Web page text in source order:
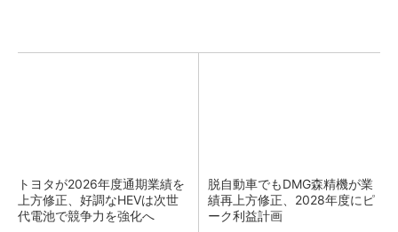
トヨタが2026年度通期業績を
上方修正、好調なHEVは次世
代電池で競争力を強化へ
脱自動車でもDMG森精機が業
績再上方修正、2028年度にピ
ーク利益計画